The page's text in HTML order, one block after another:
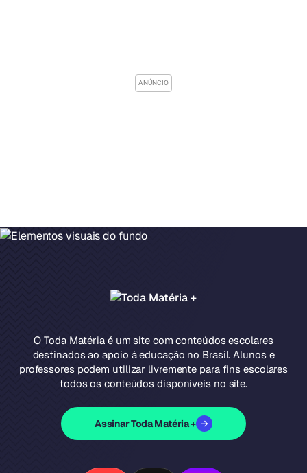
O Toda Matéria é um site com conteúdos escolares
destinados ao apoio à educação no Brasil. Alunos e
professores podem utilizar livremente para fins escolares
todos os conteúdos disponíveis no site.
Assinar Toda Matéria +